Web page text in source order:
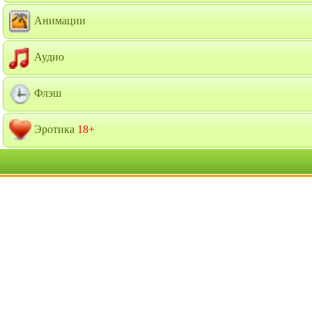
Анимации
Аудио
Флэш
Эротика 18+